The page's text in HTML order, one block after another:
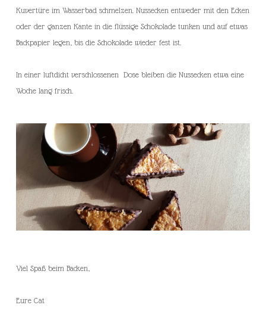
Kuvertüre im Wasserbad schmelzen. Nussecken entweder mit den Ecken
oder der ganzen Kante in die flüssige Schokolade tunken und auf etwas
Backpapier legen, bis die Schokolade wieder fest ist.
In einer luftdicht verschlossenen Dose bleiben die Nussecken etwa eine
Woche lang frisch.
Viel Spaß beim Backen,
Eure Cat